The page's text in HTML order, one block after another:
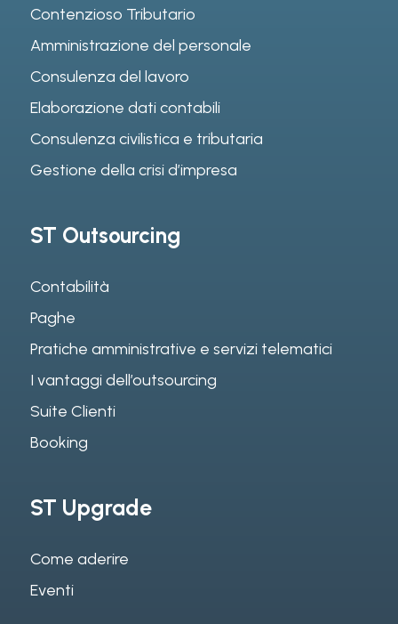
Contenzioso Tributario
Amministrazione del personale
Consulenza del lavoro
Elaborazione dati contabili
Consulenza civilistica e tributaria
Gestione della crisi d’impresa
ST Outsourcing
Contabilità
Paghe
Pratiche amministrative e servizi telematici
I vantaggi dell’outsourcing
Suite Clienti
Booking
ST Upgrade
Come aderire
Eventi